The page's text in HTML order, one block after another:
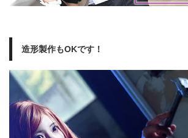
造形製作もOKです！